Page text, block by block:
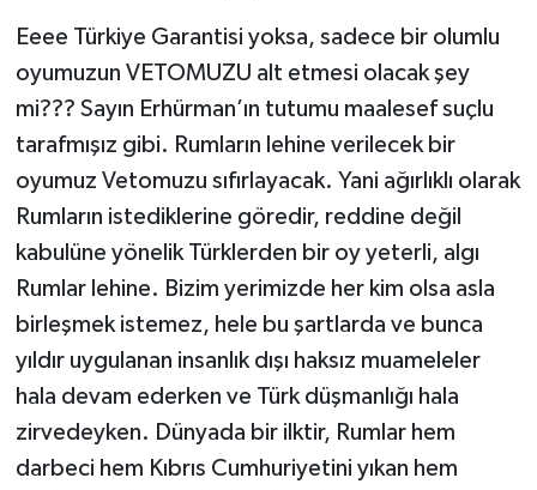
Eeee Türkiye Garantisi yoksa, sadece bir olumlu
oyumuzun VETOMUZU alt etmesi olacak şey
mi??? Sayın Erhürman’ın tutumu maalesef suçlu
tarafmışız gibi. Rumların lehine verilecek bir
oyumuz Vetomuzu sıfırlayacak. Yani ağırlıklı olarak
Rumların istediklerine göredir, reddine değil
kabulüne yönelik Türklerden bir oy yeterli, algı
Rumlar lehine. Bizim yerimizde her kim olsa asla
birleşmek istemez, hele bu şartlarda ve bunca
yıldır uygulanan insanlık dışı haksız muameleler
hala devam ederken ve Türk düşmanlığı hala
zirvedeyken. Dünyada bir ilktir, Rumlar hem
darbeci hem Kıbrıs Cumhuriyetini yıkan hem